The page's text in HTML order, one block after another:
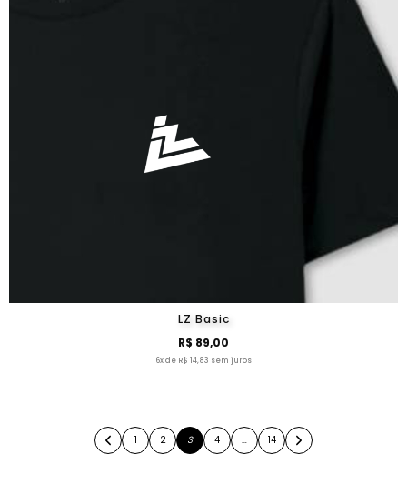
LZ Basic
R$ 89,00
6x de R$ 14,83 sem juros
1 2 3 4 … 14